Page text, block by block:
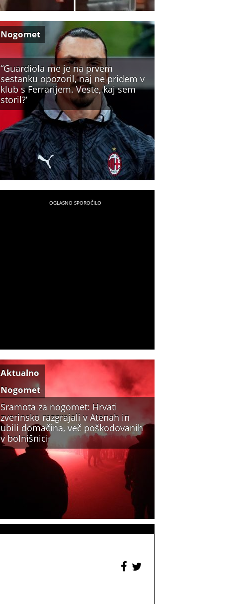
“Guardiola me je na prvem
sestanku opozoril, naj ne pridem v
klub s Ferrarijem. Veste, kaj sem
storil?’
Nogomet
Sramota za nogomet: Hrvati
zverinsko razgrajali v Atenah in
ubili domačina, več poškodovanih
v bolnišnici
Aktualno
Nogomet